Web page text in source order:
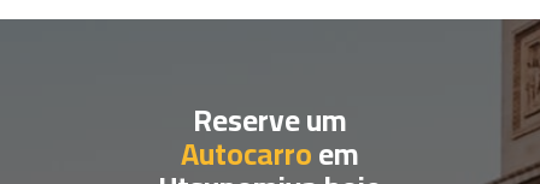
Reserve um
Autocarroem